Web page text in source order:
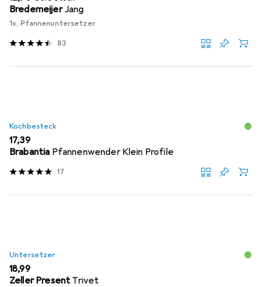
Bredemeijer Jang
1x, Pfannenuntersetzer
83
Kochbesteck
EUR
17,39
Brabantia Pfannenwender Klein Profile
17
Untersetzer
EUR
18,99
Zeller Present Trivet